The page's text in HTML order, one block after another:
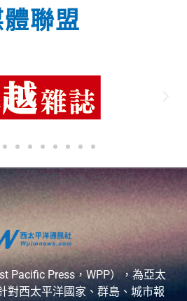
聯盟
Pacific Press，WPP），為亞太
對西太平洋國家、群島、城市報